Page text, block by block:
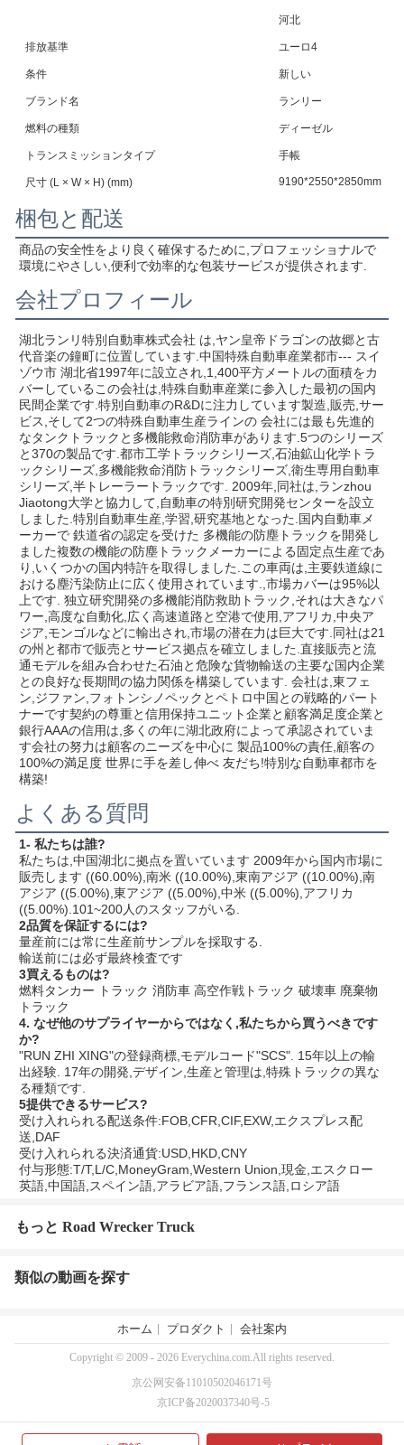
河北
排放基準 ユーロ4
条件 新しい
ブランド名 ランリー
燃料の種類 ディーゼル
トランスミッションタイプ 手帳
尺寸 (L × W × H) (mm) 9190*2550*2850mm
梱包と配送
商品の安全性をより良く確保するために,プロフェッショナルで
環境にやさしい,便利で効率的な包装サービスが提供されます.
会社プロフィール
湖北ランリ特別自動車株式会社 は,ヤン皇帝ドラゴンの故郷と古
代音楽の鐘町に位置しています.中国特殊自動車産業都市--- スイ
ゾウ市 湖北省1997年に設立され,1,400平方メートルの面積をカ
バーしているこの会社は,特殊自動車産業に参入した最初の国内
民間企業です.特別自動車のR&Dに注力しています製造,販売,サー
ビス,そして2つの特殊自動車生産ラインの 会社には最も先進的
なタンクトラックと多機能救命消防車があります.5つのシリーズ
と370の製品です.都市工学トラックシリーズ,石油鉱山化学トラ
ックシリーズ,多機能救命消防トラックシリーズ,衛生専用自動車
シリーズ,半トレーラートラックです. 2009年,同社は,ランzhou
Jiaotong大学と協力して,自動車の特別研究開発センターを設立
しました.特別自動車生産,学習,研究基地となった.国内自動車メ
ーカーで 鉄道省の認定を受けた 多機能の防塵トラックを開発し
ました複数の機能の防塵トラックメーカーによる固定点生産であ
り,いくつかの国内特許を取得しました.この車両は,主要鉄道線に
おける塵汚染防止に広く使用されています.,市場カバーは95%以
上です. 独立研究開発の多機能消防救助トラック,それは大きなパ
ワー,高度な自動化,広く高速道路と空港で使用,アフリカ,中央ア
ジア,モンゴルなどに輸出され,市場の潜在力は巨大です.同社は21
の州と都市で販売とサービス拠点を確立しました.直接販売と流
通モデルを組み合わせた石油と危険な貨物輸送の主要な国内企業
との良好な長期間の協力関係を構築しています. 会社は,東フェ
ン,ジファン,フォトンシノペックとペトロ中国との戦略的パート
ナーです契約の尊重と信用保持ユニット企業と顧客満足度企業と
銀行AAAの信用は,多くの年に湖北政府によって承認されていま
す会社の努力は顧客のニーズを中心に 製品100%の責任,顧客の
100%の満足度 世界に手を差し伸べ 友だち!特別な自動車都市を
構築!
よくある質問
1- 私たちは誰?
私たちは,中国湖北に拠点を置いています 2009年から国内市場に
販売します ((60.00%),南米 ((10.00%),東南アジア ((10.00%),南
アジア ((5.00%),東アジア ((5.00%),中米 ((5.00%),アフリカ
((5.00%).101~200人のスタッフがいる.
2品質を保証するには?
量産前には常に生産前サンプルを採取する.
輸送前には必ず最終検査です
3買えるものは?
燃料タンカー トラック 消防車 高空作戦トラック 破壊車 廃棄物
トラック
4. なぜ他のサプライヤーからではなく,私たちから買うべきです
か?
"RUN ZHI XING"の登録商標,モデルコード"SCS". 15年以上の輸
出経験. 17年の開発,デザイン,生産と管理は,特殊トラックの異な
る種類です.
5提供できるサービス?
受け入れられる配送条件:FOB,CFR,CIF,EXW,エクスプレス配
送,DAF
受け入れられる決済通貨:USD,HKD,CNY
付与形態:T/T,L/C,MoneyGram,Western Union,現金,エスクロー
英語,中国語,スペイン語,アラビア語,フランス語,ロシア語
もっと Road Wrecker Truck
類似の動画を探す
ホーム プロダクト 会社案内
Copyright © 2009 - 2026 Everychina.com.All rights reserved.
京公网安备11010502046171号
京ICP备2020037340号-5